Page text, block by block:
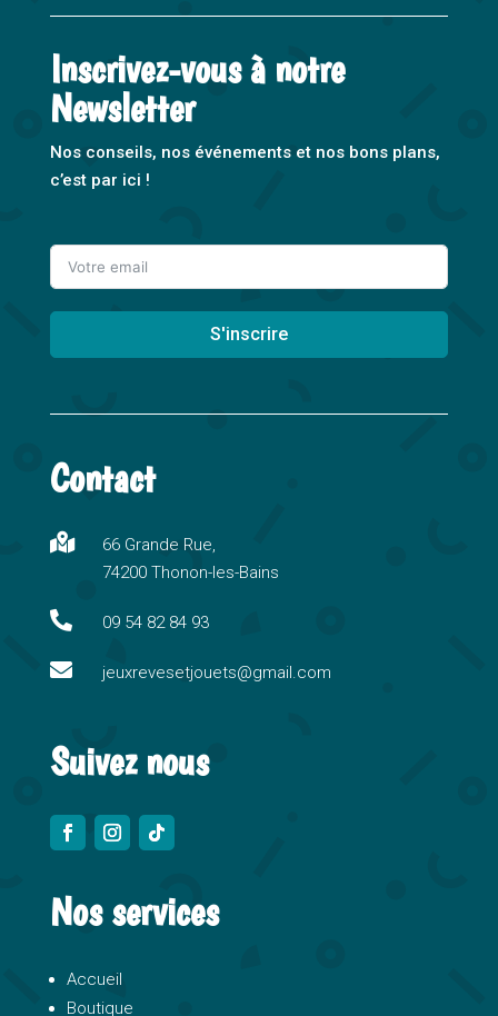
Inscrivez-vous à notre
Newsletter
Nos conseils, nos événements et nos bons plans,
c’est par ici !
S'inscrire
l
e
n
a
i
e
Contact

66 Grande Rue,
74200 Thonon-les-Bains
 09 54 82 84 93
 jeuxrevesetjouets@gmail.com
Suivez nous
Nos services
Accueil
Boutique